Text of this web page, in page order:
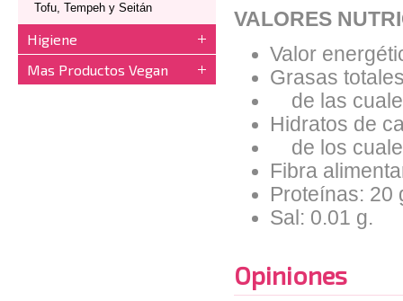
Tofu, Tempeh y Seitán
Higiene
Mas Productos Vegan
VALORES
Valor
Grasas
de las
Hidratos de
de los
Fibra
Proteínas: 20
Sal: 0.01 g.
Opiniones